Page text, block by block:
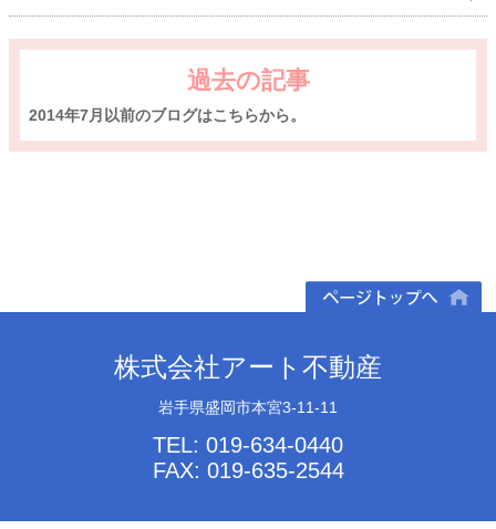
過去の記事
2014年7月以前のブログはこちらから。
株式会社アート不動産
岩手県盛岡市本宮3-11-11
TEL: 019-634-0440
FAX: 019-635-2544